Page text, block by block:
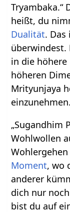
Tryambaka.“
heißt, du
Dualität. Das
überwindest.
in die höhere
höheren
Mrityunjaya
einzunehmen.
„Sugandhim
Wohlwollen
Moment, wo
anderer
dich nur
bist du auf